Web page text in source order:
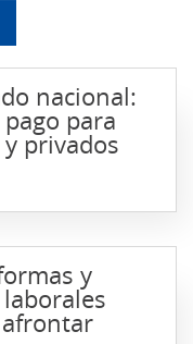
nacional:
para
privados
y